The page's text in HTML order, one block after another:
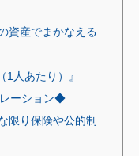
資産でまかなえる
1人あたり）』
ーション◆
限り保険や公的制